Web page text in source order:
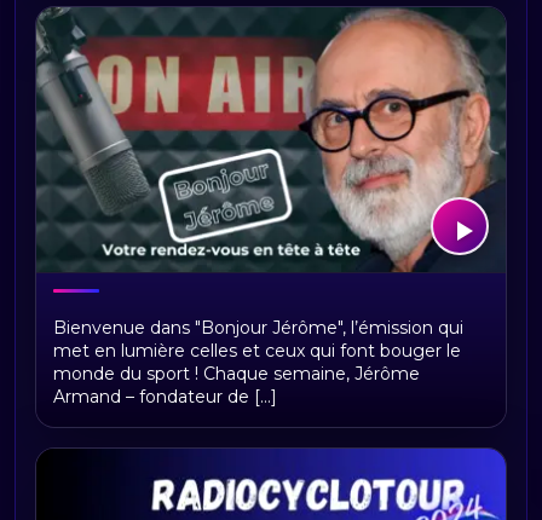
Bonjour Jerome
Bienvenue dans "Bonjour Jérôme", l’émission qui
met en lumière celles et ceux qui font bouger le
monde du sport ! Chaque semaine, Jérôme
Armand – fondateur de [...]